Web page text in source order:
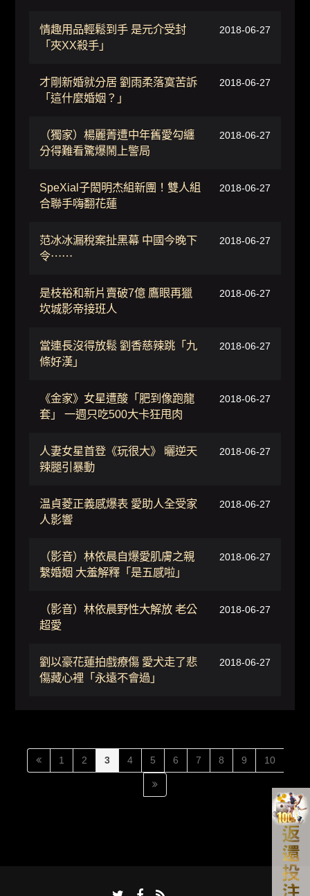
2018-06-27
情趣用品輕鬆到手 是元介受封
「夾XX殺手」
2018-06-27
才剛新婚就分居 劉雨柔落寞苦訴
「這什麼婚姻？」
2018-06-27
（獨家）楊麗菁遭中年舊愛勾纏
分得難看驚爆鬧上警局
2018-06-27
SpeXial子閎明杰組新團！雙人組
合聯手嗨翻花蓮
2018-06-27
范冰冰漏稅案扯黑幕 中國今晚下
令⋯⋯
2018-06-27
是枝裕和新片賣破7億 鷹眼再獵
坎城影帝接班人
2018-06-27
當連長沒得放鬆 劉香慈辣跳「九
條好漢」
2018-06-27
《金家》女星遭酸「肥到像跑龍
套」 一週只吃500大卡狂甩肉
2018-06-27
人妻女星首登《玩很大》 曬逆天
辣腿引暴動
2018-06-27
温貞菱正義感爆表 愛助人全受家
人影響
2018-06-27
（影音）林依晨自爆愛肌膚之親
繫婚姻 大羞解釋「是五感啦」
2018-06-27
（影音）林依晨野性大解放 老公
超愛
2018-06-27
劉以豪花蓮拍戲療傷 愛犬走了悲
傷藏心裡「永遠不會過」
1 2 3 4 5 6 7 8 9 10